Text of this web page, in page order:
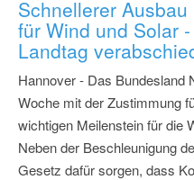
Schnellerer
für Wind und Solar
Landtag
Hannover - Das Bundesland
Woche mit der Zustimmung
wichtigen Meilenstein für die
Neben der Beschleunigung
Gesetz dafür sorgen, dass